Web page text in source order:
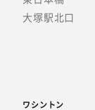
大塚駅北口
ワシントン